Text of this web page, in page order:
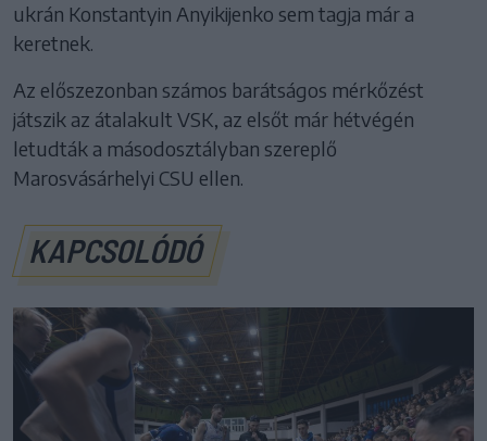
ukrán Konstantyin Anyikijenko sem tagja már a
keretnek.
Az előszezonban számos barátságos mérkőzést
játszik az átalakult VSK, az elsőt már hétvégén
letudták a másodosztályban szereplő
Marosvásárhelyi CSU ellen.
KAPCSOLÓDÓ